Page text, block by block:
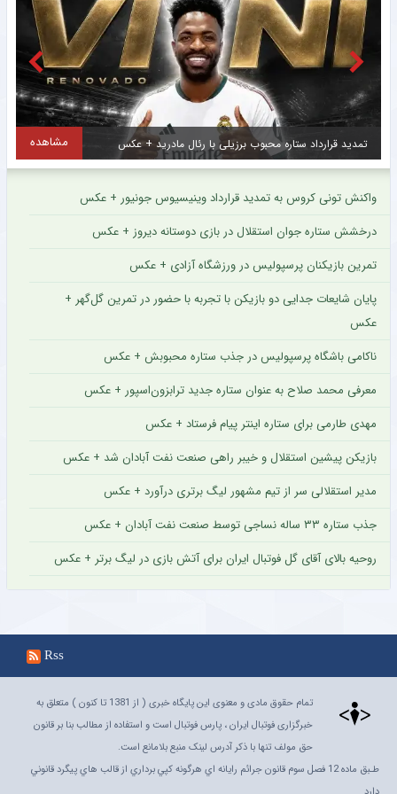
مشاهده
واکنش تونی کروس به تمدید قرارداد وینیسیوس جونیور + عکس
درخشش ستاره جوان استقلال در بازی دوستانه دیروز + عکس
تمرین بازیکنان پرسپولیس در ورزشگاه آزادی + عکس
پایان شایعات جدایی دو بازیکن با تجربه با حضور در تمرین گل‌گهر +
عکس
ناکامی باشگاه پرسپولیس در جذب ستاره محبوبش + عکس
معرفی محمد صلاح به عنوان ستاره جدید ترابزون‌اسپور + عکس
مهدی طارمی برای ستاره اینتر پیام فرستاد + عکس
بازیکن پیشین استقلال و خیبر راهی صنعت نفت آبادان شد + عکس
مدیر استقلالی سر از تیم مشهور لیگ برتری درآورد + عکس
جذب ستاره ۳۳ ساله نساجی توسط صنعت نفت آبادان + عکس
روحیه بالای آقای گل فوتبال ایران برای آتش بازی در لیگ برتر + عکس
Rss
تمام حقوق مادی و معنوی این پایگاه خبری ( از 1381 تا کنون ) متعلق به
خبرگزاری فوتبال ایران ، پارس فوتبال است و استفاده از مطالب بنا بر قانون
حق مولف تنها با ذکر آدرس لینک منبع بلامانع است.
طـبق ماده 12 فصل سوم قانون جرائم رايانه اي هرگونه کپي برداري از قالب هاي پيگرد قانوني